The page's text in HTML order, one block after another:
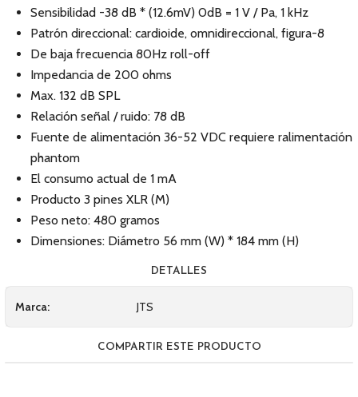
Sensibilidad -38 dB * (12.6mV) 0dB = 1 V / Pa, 1 kHz
Patrón direccional: cardioide, omnidireccional, figura-8
De baja frecuencia 80Hz roll-off
Impedancia de 200 ohms
Max. 132 dB SPL
Relación señal / ruido: 78 dB
Fuente de alimentación 36-52 VDC requiere ralimentación
phantom
El consumo actual de 1 mA
Producto 3 pines XLR (M)
Peso neto: 480 gramos
Dimensiones: Diámetro 56 mm (W) * 184 mm (H)
DETALLES
Marca: JTS
COMPARTIR ESTE PRODUCTO